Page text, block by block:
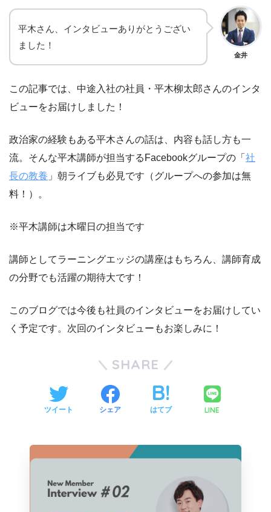
金井
平木さん、インタビューありがとうござい
ました！
この記事では、中途入社の社員・平木柳太郎さんのインタ
ビューをお届けしました！
政治家の経験もある平木さんの話は、内容も話し方も一
流。そんな平木講師が担当するFacebookグループの「 社
長の教養 」朝ライブも必見です（グループへの参加は無
料！）。
※平木講師は木曜日の担当です
講師としてラーニングエッジの講座はもちろん、講師育成
の分野でも活躍の期待大です！
このブログでは今後も社員のインタビューをお届けしてい
く予定です。次回のインタビューもお楽しみに！
SHARE
ツイート シェア はてブ LINE